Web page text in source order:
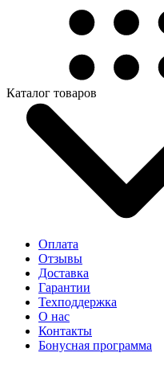
Каталог товаров
Оплата
Отзывы
Доставка
Гарантии
Техподдержка
О нас
Контакты
Бонусная программа